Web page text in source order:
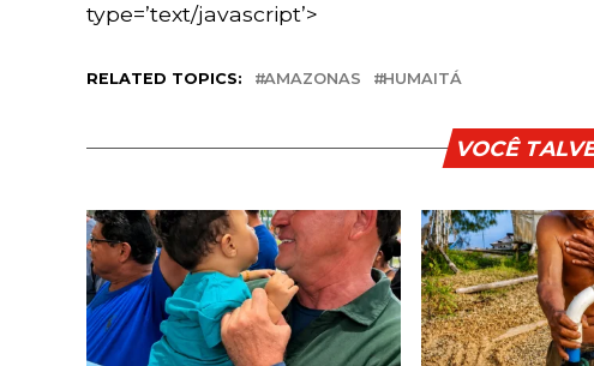
type=’text/javascript’>
RELATED TOPICS: AMAZONAS HUMAITÁ
VOCÊ